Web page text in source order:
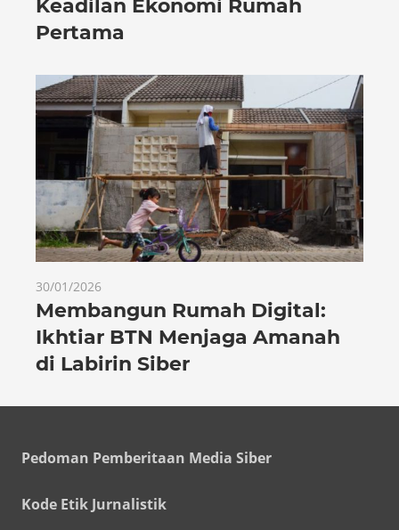
Keadilan Ekonomi Rumah
Pertama
30/01/2026
Membangun Rumah Digital:
Ikhtiar BTN Menjaga Amanah
di Labirin Siber
Pedoman Pemberitaan Media Siber
Kode Etik Jurnalistik